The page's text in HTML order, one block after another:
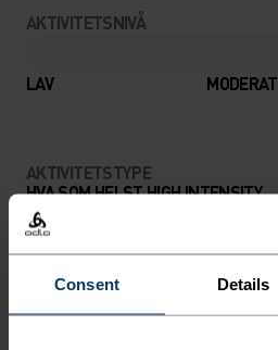
Consent Details
AKTIVITETSNIVÅ
LAV MODERAT
AKTIVITETSTYPE
HVA SOM HELST HIGH INTENSITY
Terrengløp - Løping
POLYESTER